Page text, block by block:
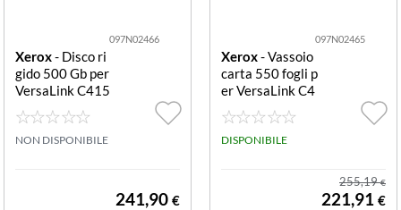
097N02466
Xerox- Disco ri
gido 500 Gb per
VersaLink C415
500+ GB Hard
Disk C415
NON DISPONIBILE
241,90 €
097N02465
Xerox- Vassoio
carta 550 fogli p
er VersaLink C4
15 550 Sheet Tr
ay C415
DISPONIBILE
255,19€
221,91 €